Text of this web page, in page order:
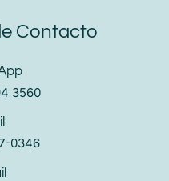
Contacto
3560
0346